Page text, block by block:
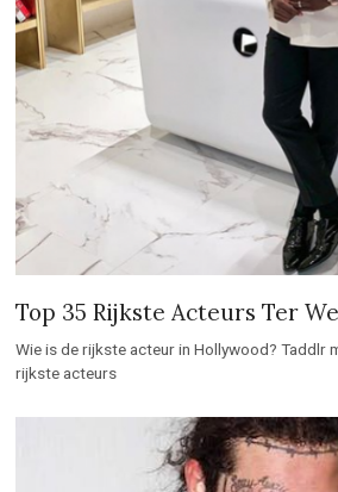
Top 35 Rijkste Acteurs Ter
Wie is de rijkste acteur in Hollywood? Taddlr
rijkste acteurs